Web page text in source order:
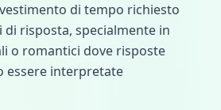
di tempo richiesto
di risposta, specialmente in
o romantici dove risposte
essere interpretate